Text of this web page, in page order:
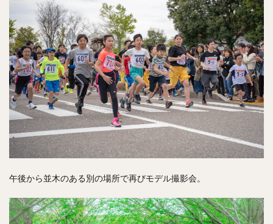
午後から並木のある別の場所で再びモデル撮影会。